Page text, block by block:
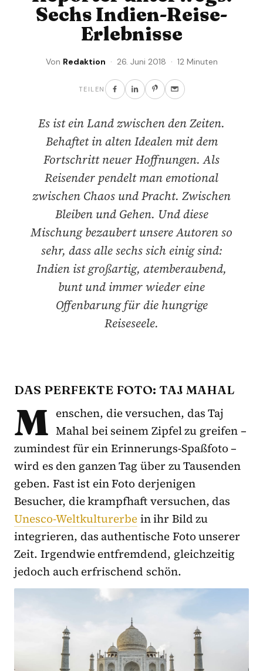
Sechs Indien-Reise-
Erlebnisse
Von Redaktion · 26. Juni 2018 · 12 Minuten
TEILEN
Es ist ein Land zwischen den Zeiten.
Behaftet in alten Idealen mit dem
Fortschritt neuer Hoffnungen. Als
Reisender pendelt man emotional
zwischen Chaos und Pracht. Zwischen
Bleiben und Gehen. Und diese
Mischung bezaubert unsere Autoren so
sehr, dass alle sechs sich einig sind:
Indien ist großartig, atemberaubend,
bunt und immer wieder eine
Offenbarung für die hungrige
Reiseseele.
DAS PERFEKTE FOTO: TAJ MAHAL
M enschen, die versuchen, das Taj
Mahal bei seinem Zipfel zu greifen –
zumindest für ein Erinnerungs-Spaßfoto –
wird es den ganzen Tag über zu Tausenden
geben. Fast ist ein Foto derjenigen
Besucher, die krampfhaft versuchen, das
Unesco-Weltkulturerbein ihr Bild zu
integrieren, das authentische Foto unserer
Zeit. Irgendwie entfremdend, gleichzeitig
jedoch auch erfrischend schön.